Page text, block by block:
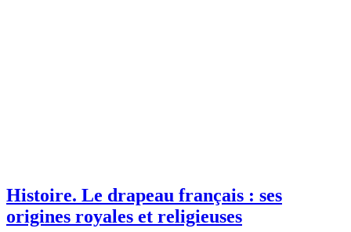
Histoire. Le drapeau français : ses
origines royales et religieuses